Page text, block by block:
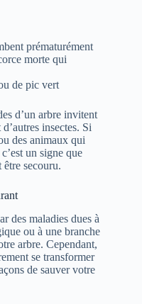
prématurément
morte qui
de pic vert
d’un arbre invitent
insectes. Si
des animaux qui
un signe que
être secouru.
des maladies dues à
ou à une branche
arbre. Cependant,
se transformer
de sauver votre